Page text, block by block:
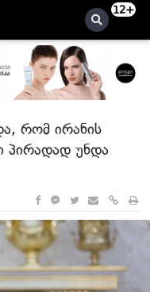
12+
რომ ირანის
პირადად უნდა